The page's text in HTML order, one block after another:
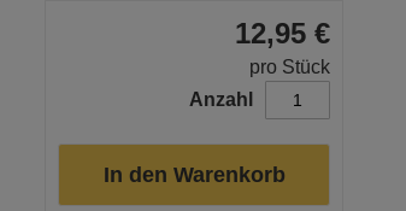
12,95 €
pro Stück
Anzahl
In den Warenkorb